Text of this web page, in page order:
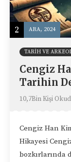
2 ARA, 2024
TARIH VE
Cengiz
Tarihin
10,7Bin Kişi
Cengiz Han
Hikayesi
bozkırlarında